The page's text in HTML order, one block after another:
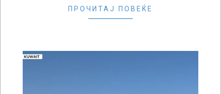
ПРОЧИТАЈ ПОВЕЌЕ